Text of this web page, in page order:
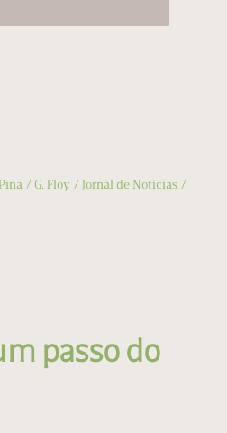
G. Floy
Jornal de Notícias
passo do